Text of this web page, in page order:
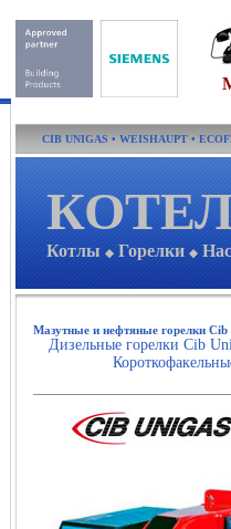
CIB UNIGAS • WEISHAUPT •
Котлы ◆ Горелки ◆
Мазутные и нефтяные горелки Cib
Дизельные горелки Cib